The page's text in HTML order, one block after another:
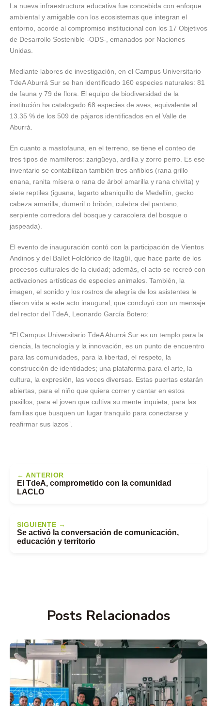
La nueva infraestructura educativa fue concebida con enfoque
ambiental y amigable con los ecosistemas que integran el
entorno, acorde al compromiso institucional con los 17 Objetivos
de Desarrollo Sostenible -ODS-, emanados por Naciones
Unidas.
Mediante labores de investigación, en el Campus Universitario
TdeA Aburrá Sur se han identificado 160 especies naturales: 81
de fauna y 79 de flora. El equipo de biodiversidad de la
institución ha catalogado 68 especies de aves, equivalente al
13.35 % de los 509 de pájaros identificados en el Valle de
Aburrá.
En cuanto a mastofauna, en el terreno, se tiene el conteo de
tres tipos de mamíferos: zarigüeya, ardilla y zorro perro. Es ese
inventario se contabilizan también tres anfibios (rana grillo
enana, ranita mísera o rana de árbol amarilla y rana chivita) y
siete reptiles (iguana, lagarto abaniquillo de Medellín, gecko
cabeza amarilla, dumeril o bribón, culebra del pantano,
serpiente corredora del bosque y caracolera del bosque o
jaspeada).
El evento de inauguración contó con la participación de Vientos
Andinos y del Ballet Folclórico de Itagüí, que hace parte de los
procesos culturales de la ciudad; además, el acto se recreó con
activaciones artísticas de especies animales. También, la
imagen, el sonido y los rostros de alegría de los asistentes le
dieron vida a este acto inaugural, que concluyó con un mensaje
del rector del TdeA, Leonardo García Botero:
“El Campus Universitario TdeA Aburrá Sur es un templo para la
ciencia, la tecnología y la innovación, es un punto de encuentro
para las comunidades, para la libertad, el respeto, la
construcción de identidades; una plataforma para el arte, la
cultura, la expresión, las voces diversas. Estas puertas estarán
abiertas, para el niño que quiera correr y cantar en estos
pasillos, para el joven que cultiva su mente inquieta, para las
familias que busquen un lugar tranquilo para conectarse y
reafirmar sus lazos”.
← ANTERIOR
El TdeA, comprometido con la comunidad
LACLO
SIGUIENTE →
Se activó la conversación de comunicación,
educación y territorio
Posts Relacionados